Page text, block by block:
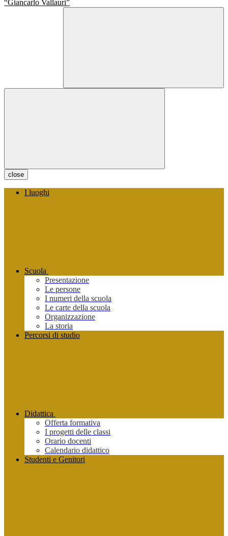
close
I luoghi
Scuola
Presentazione
Le persone
I numeri della scuola
Le carte della scuola
Organizzazione
La storia
Percorsi di studio
Didattica
Offerta formativa
I progetti delle classi
Orario docenti
Calendario didattico
Studenti e Genitori